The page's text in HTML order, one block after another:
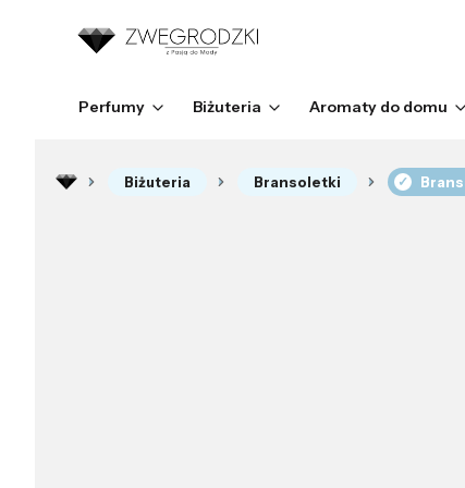
Perfumy Biżuteria Aromaty do domu
Biżuteria Bransoletki